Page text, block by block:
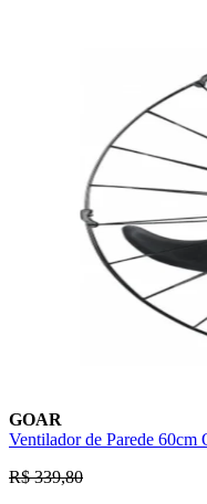
GOAR
Ventilador de Parede
R$ 339,80